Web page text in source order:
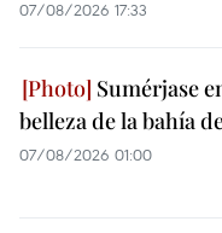
07/08/2026 17:33
Sumérjase
belleza de la bahía
07/08/2026 01:00